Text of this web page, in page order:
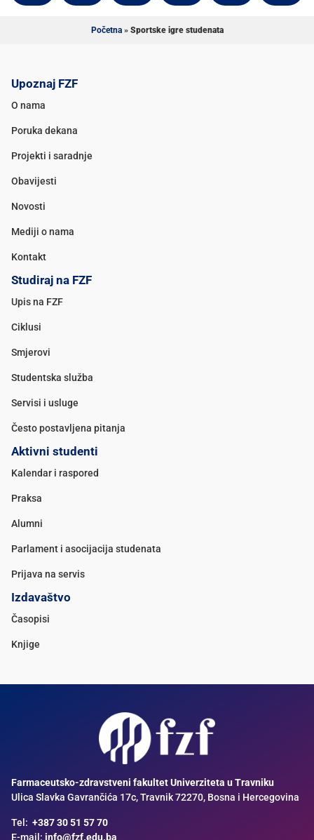
Početna» Sportske igre studenata
Upoznaj FZF
O nama
Poruka dekana
Projekti i saradnje
Obavijesti
Novosti
Mediji o nama
Kontakt
Studiraj na FZF
Upis na FZF
Ciklusi
Smjerovi
Studentska služba
Servisi i usluge
Često postavljena pitanja
Aktivni studenti
Kalendar i raspored
Praksa
Alumni
Parlament i asocijacija studenata
Prijava na servis
Izdavaštvo
Časopisi
Knjige
Farmaceutsko-zdravstveni fakultet Univerziteta u Travniku
Ulica Slavka Gavrančića 17c, Travnik 72270, Bosna i Hercegovina
Tel: +387 30 51 57 70
E-mail: info@fzf.edu.ba